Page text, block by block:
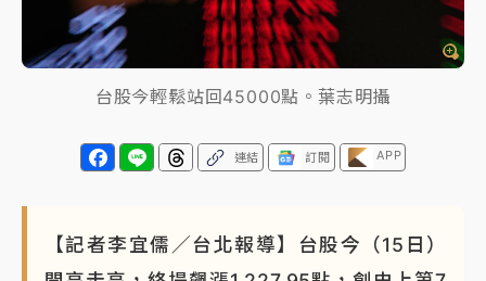
白海豚瘦身！中部以北防劇烈降水 本周天氣展望「多
雨不穩定」
周末精選｜ 苯駢芘無安全攝取值！致癌苦茶油下肚 毒
《知新聞》揭「運科計畫」人體實驗黑幕 運動部不追
台股處置新制明天上路 4大鬆綁一次看
台股今輕鬆站回45000點。葉志明攝
連結 訂閱 APP
【記者李宜儒／台北報導】台股今（15日）